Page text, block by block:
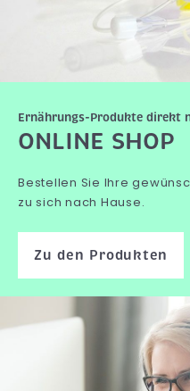
Ernährungs-Produkte direkt
ONLINE SHOP
Bestellen Sie Ihre
zu sich nach Hause.
Zu den Produkten